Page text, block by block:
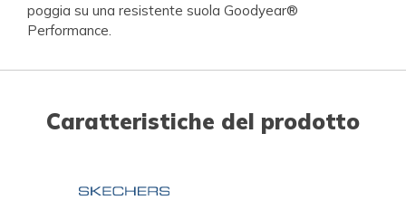
poggia su una resistente suola Goodyear®
Performance.
Caratteristiche del prodotto